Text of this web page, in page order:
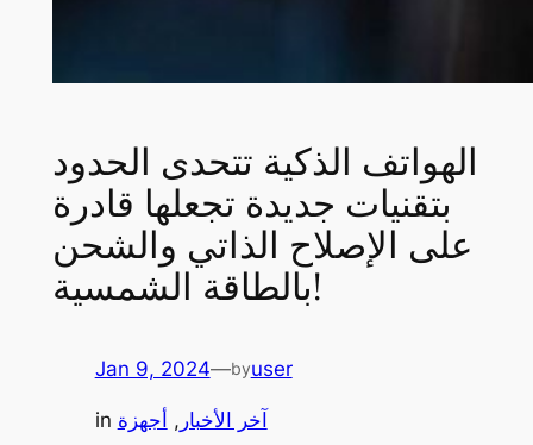
الهواتف الذكية تتحدى الحدود
بتقنيات جديدة تجعلها قادرة
على الإصلاح الذاتي والشحن
بالطاقة الشمسية!
Jan 9, 2024—byuser
in آخر الأخبار , أجهزة